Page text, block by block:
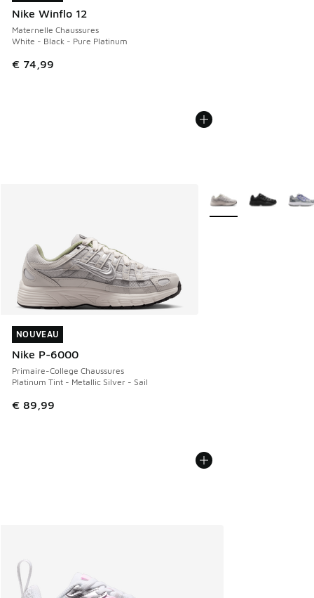
Nike Winflo 12
Maternelle Chaussures
White - Black - Pure Platinum
€ 74,99
NOUVEAU
Nike P-6000
Primaire-College Chaussures
Platinum Tint - Metallic Silver - Sail
€ 89,99
NOUVEAU
Plus de couleurs